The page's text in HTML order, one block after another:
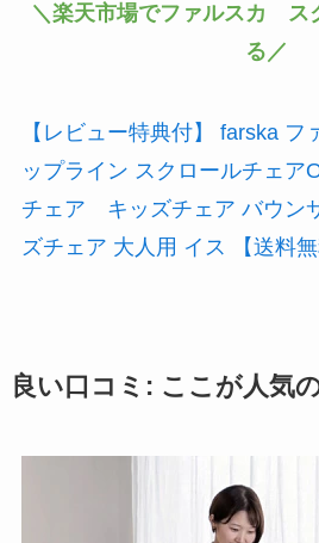
＼楽天市場でファルスカ ス
る／
【レビュー特典付】 farska フ
ップライン スクロールチェ
チェア キッズチェア バウン
ズチェア 大人用 イス 【送料無
良い口コミ: ここが人気